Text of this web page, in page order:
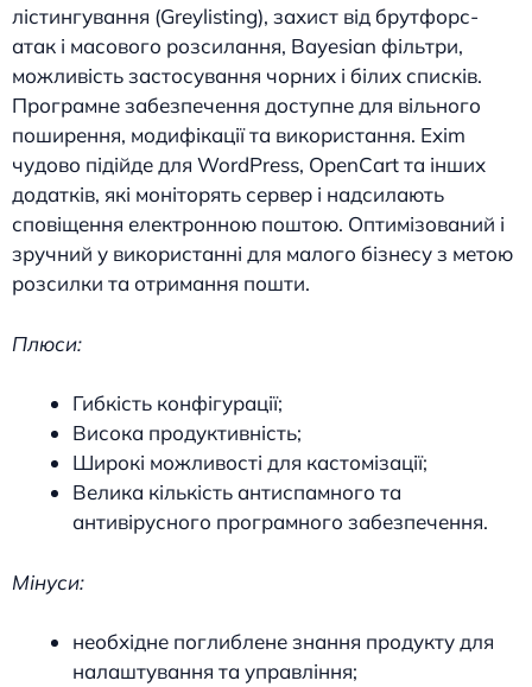
лістингування (Greylisting), захист від брутфорс-
атак і масового розсилання, Bayesian фільтри,
можливість застосування чорних і білих списків.
Програмне забезпечення доступне для вільного
поширення, модифікації та використання. Exim
чудово підійде для WordPress, OpenCart та інших
додатків, які моніторять сервер і надсилають
сповіщення електронною поштою. Оптимізований і
зручний у використанні для малого бізнесу з метою
розсилки та отримання пошти.
Плюси:
Гибкість конфігурації;
Висока продуктивність;
Широкі можливості для кастомізації;
Велика кількість антиспамного та
антивірусного програмного забезпечення.
Мінуси:
необхідне поглиблене знання продукту для
налаштування та управління;